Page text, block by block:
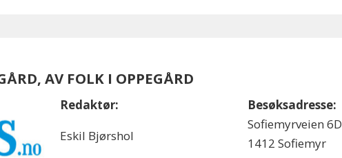
AV FOLK I OPPEGÅRD
Redaktør:
Eskil Bjørshol
Besøksadresse:
Sofiemyrveien 6D
1412 Sofiemyr